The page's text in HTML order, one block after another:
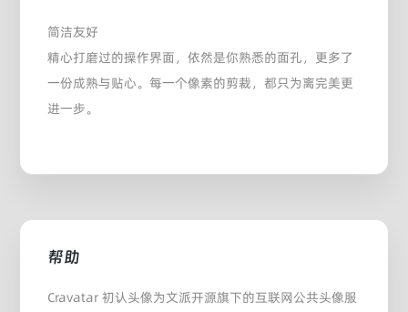
简洁友好
精心打磨过的操作界面，依然是你熟悉的面孔，更多了
一份成熟与贴心。每一个像素的剪裁，都只为离完美更
进一步。
帮助
Cravatar 初认头像为文派开源旗下的互联网公共头像服